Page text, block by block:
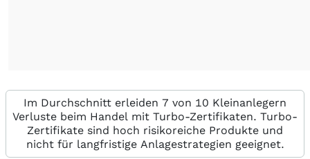
Im Durchschnitt erleiden 7 von 10 Kleinanlegern
Verluste beim Handel mit Turbo-Zertifikaten. Turbo-
Zertifikate sind hoch risikoreiche Produkte und
nicht für langfristige Anlagestrategien geeignet.